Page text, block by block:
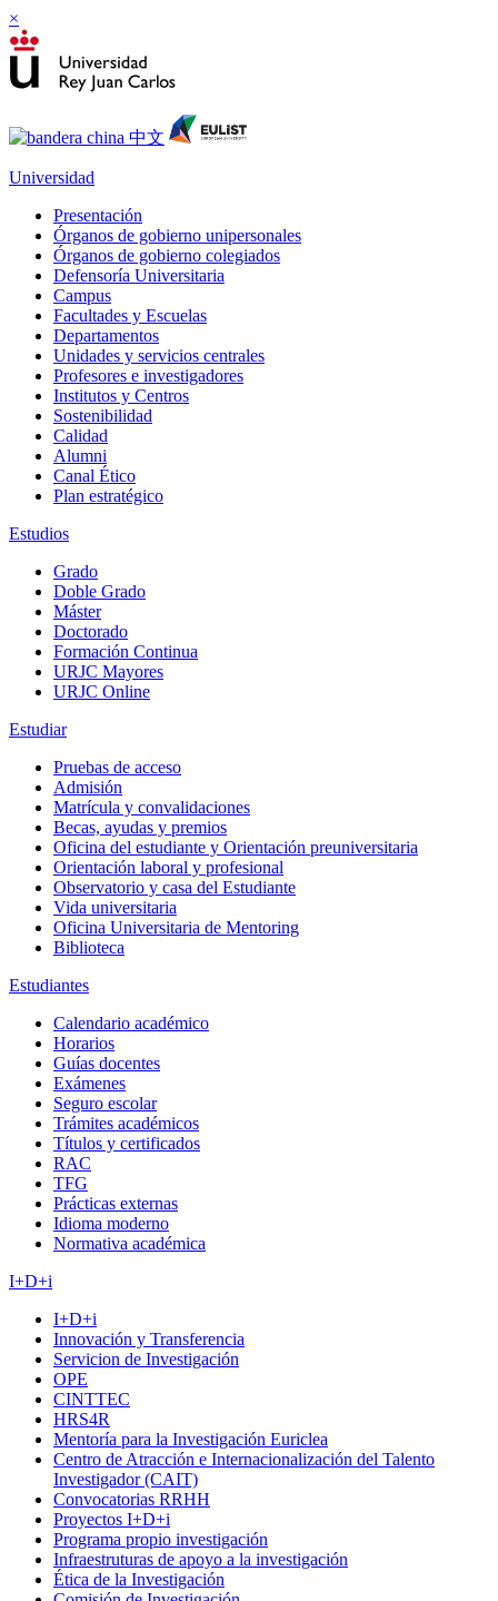
×
Universidad
Presentación
Órganos de gobierno unipersonales
Órganos de gobierno colegiados
Defensoría Universitaria
Campus
Facultades y Escuelas
Departamentos
Unidades y servicios centrales
Profesores e investigadores
Institutos y Centros
Sostenibilidad
Calidad
Alumni
Canal Ético
Plan estratégico
Estudios
Grado
Doble Grado
Máster
Doctorado
Formación Continua
URJC Mayores
URJC Online
Estudiar
Pruebas de acceso
Admisión
Matrícula y convalidaciones
Becas, ayudas y premios
Oficina del estudiante y Orientación preuniversitaria
Orientación laboral y profesional
Observatorio y casa del Estudiante
Vida universitaria
Oficina Universitaria de Mentoring
Biblioteca
Estudiantes
Calendario académico
Horarios
Guías docentes
Exámenes
Seguro escolar
Trámites académicos
Títulos y certificados
RAC
TFG
Prácticas externas
Idioma moderno
Normativa académica
I+D+i
I+D+i
Innovación y Transferencia
Servicion de Investigación
OPE
CINTTEC
HRS4R
Mentoría para la Investigación Euriclea
Centro de Atracción e Internacionalización del Talento
Investigador (CAIT)
Convocatorias RRHH
Proyectos I+D+i
Programa propio investigación
Infraestruturas de apoyo a la investigación
Ética de la Investigación